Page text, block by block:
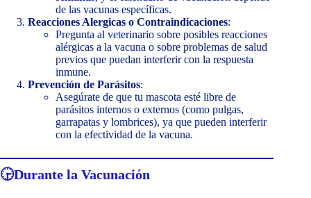
de las vacunas específicas.
Reacciones Alergicas o Contraindicaciones:
Pregunta al veterinario sobre posibles reacciones
alérgicas a la vacuna o sobre problemas de salud
previos que puedan interferir con la respuesta
inmune.
Prevención de Parásitos:
Asegúrate de que tu mascota esté libre de
parásitos internos o externos (como pulgas,
garrapatas y lombrices), ya que pueden interferir
con la efectividad de la vacuna.
🕞Durante la Vacunación